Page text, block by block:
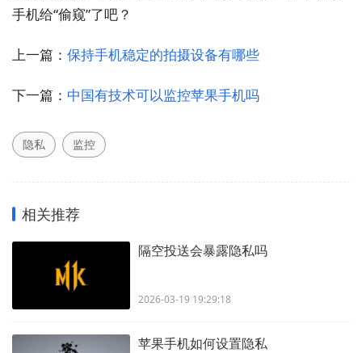
手机给“偷窥”了吧？
上一篇： 保持手机稳定的拍摄设备有哪些
下一篇： 中国有技术可以监控苹果手机吗
隐私 监控
相关推荐
隔空投送会暴露隐私吗
2026-03-19 19:29:18
苹果手机如何设置隐私